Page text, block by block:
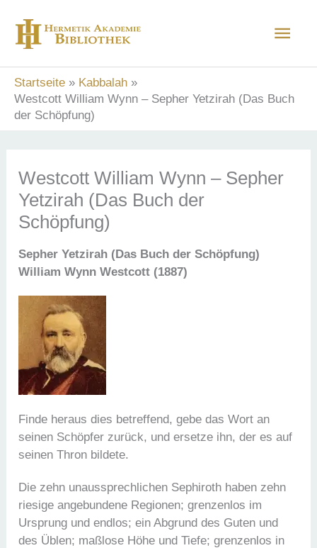
Inhalt
springen
Startseite
Kabbalah
Westcott William Wynn – Sepher Yetzirah (Das Buch
der Schöpfung)
Westcott William Wynn – Sepher
Yetzirah (Das Buch der
Schöpfung)
Sepher Yetzirah (Das Buch der Schöpfung)
William Wynn Westcott (1887)
Finde heraus dies betreffend, gebe das Wort an
seinen Schöpfer zurück, und ersetze ihn, der es auf
seinen Thron bildete.
Die zehn unaussprechlichen Sephiroth haben zehn
riesige angebundene Regionen; grenzenlos im
Ursprung und endlos; ein Abgrund des Guten und
des Üblen; maßlose Höhe und Tiefe; grenzenlos in